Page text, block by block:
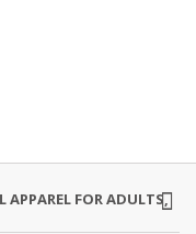
FOR ADULTS,